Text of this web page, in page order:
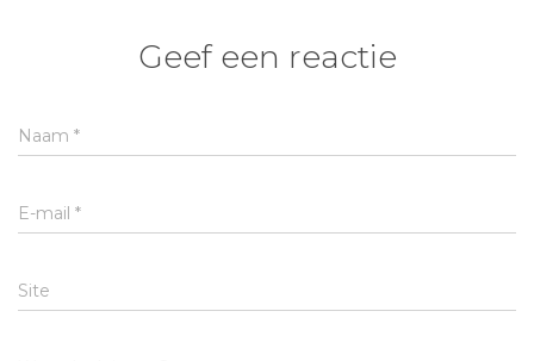
Geef een reactie
Naam *
E-mail *
Site